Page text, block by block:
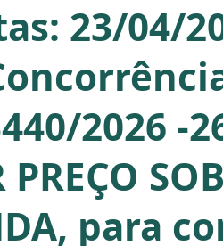
23/04/
2026 -
para